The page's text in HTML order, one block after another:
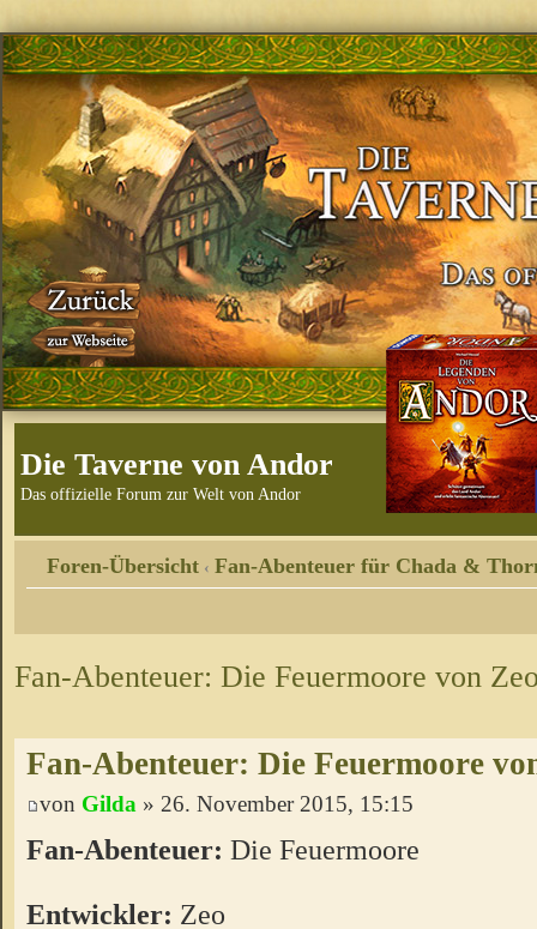
Die Taverne von Andor
Das offizielle Forum zur Welt von Andor
Foren-Übersicht ‹ Fan-Abenteuer für Chada &
Fan-Abenteuer: Die Feuermoore von
Fan-Abenteuer: Die Feuermoore
von Gilda » 26. November 2015, 15:15
Fan-Abenteuer: Die Feuermoore
Entwickler: Zeo